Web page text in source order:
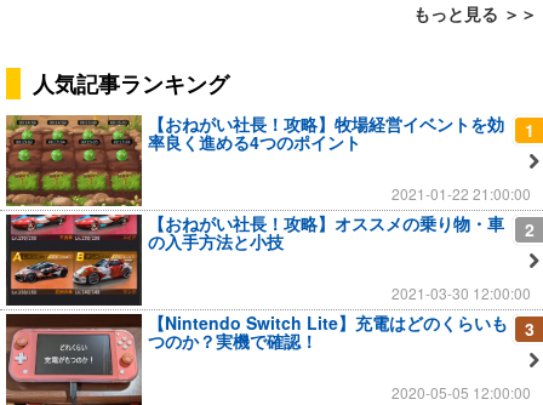
もっと見る ＞＞
人気記事ランキング
1
【おねがい社長！攻略】牧場経営イベントを効
率良く進める4つのポイント
2021-01-22 21:00:00
2
【おねがい社長！攻略】オススメの乗り物・車
の入手方法と小技
2021-03-30 12:00:00
3
【Nintendo Switch Lite】充電はどのくらいも
つのか？実機で確認！
2020-05-05 12:00:00